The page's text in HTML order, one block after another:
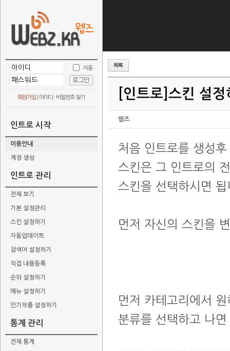
자동
회원가입 아이디 · 비밀번호 찾기
인트로 시작
이용안내
계정 생성
인트로 관리
전체 보기
기본 설정관리
스킨 설정하기
자동업데이트
검색어 설정하기
직접 내용등록
순위 설정하기
메뉴 설정하기
인기작품 설정하기
통계 관리
전체 통계
[인트로] 스킨 설정
웹즈
처음 인트로를 생성
스킨은 그 인트로의
스킨을 선택하시면 됩
먼저 자신의 스킨을
먼저 카테고리에서
분류를 선택하고 나